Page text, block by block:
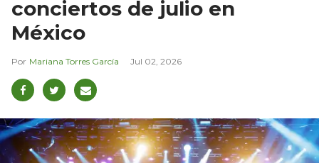
conciertos de julio en
México
Mariana Torres García Jul 02, 2026